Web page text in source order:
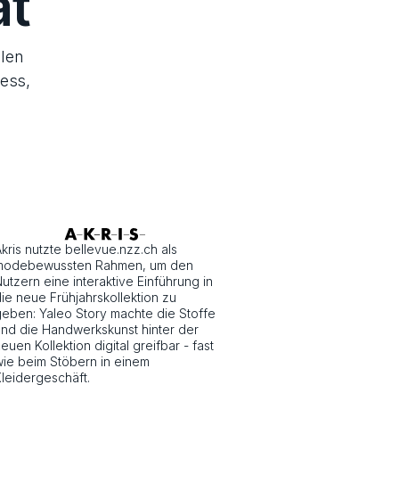
nutzte bellevue.nzz.ch als
Rahmen, um den
eine interaktive Einführung in
neue Frühjahrskollektion zu
Yaleo Story machte die Stoffe
die Handwerkskunst hinter der
Kollektion digital greifbar - fast
beim Stöbern in einem